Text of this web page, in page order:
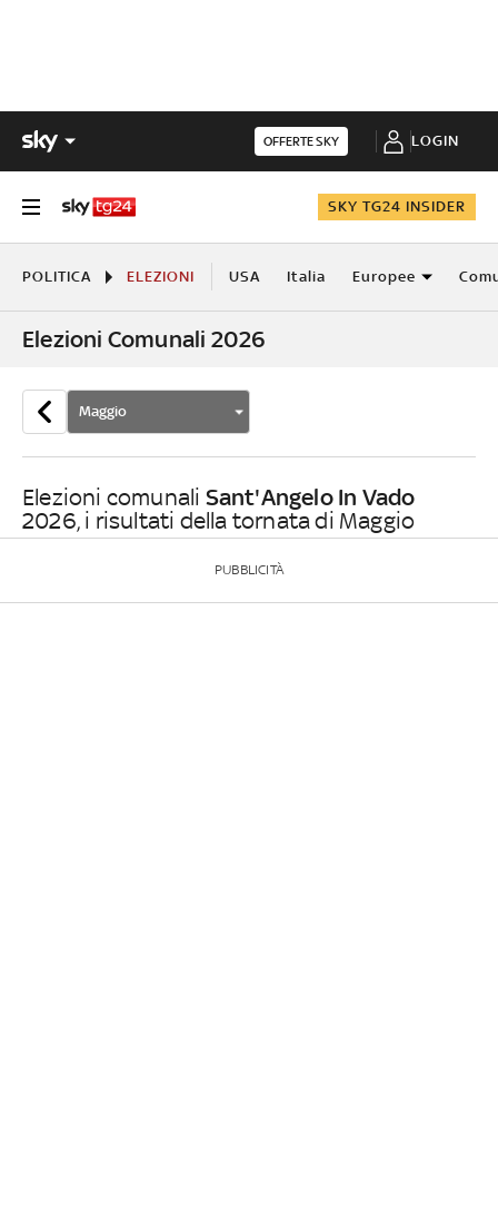
OFFERTE SKY LOGIN
SKY TG24 INSIDER
POLITICA ELEZIONI USA Italia Europee
Elezioni Comunali 2026
Maggio
Elezioni comunali Sant'Angelo In Vado
2026, i risultati della tornata di Maggio
PUBBLICITÀ